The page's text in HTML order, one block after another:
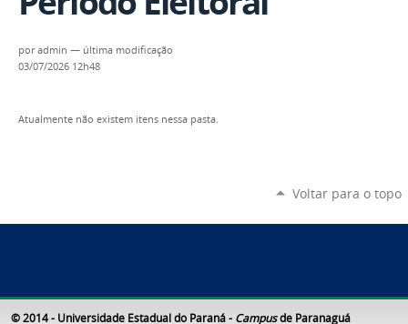
poradmin — última modificação
03/07/2026 12h48
Atualmente não existem itens nessa pasta.
Voltar para o topo
© 2014 - Universidade Estadual do Paraná - Campusde Paranaguá